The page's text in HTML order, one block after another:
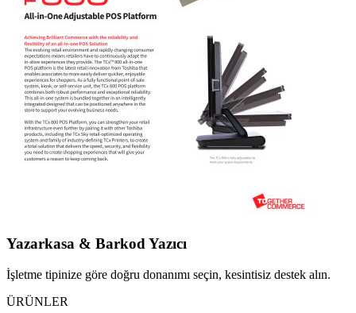
Yazarkasa & Barkod Yazıcı
İşletme tipinize göre doğru donanımı seçin, kesintisiz destek alın.
ÜRÜNLER